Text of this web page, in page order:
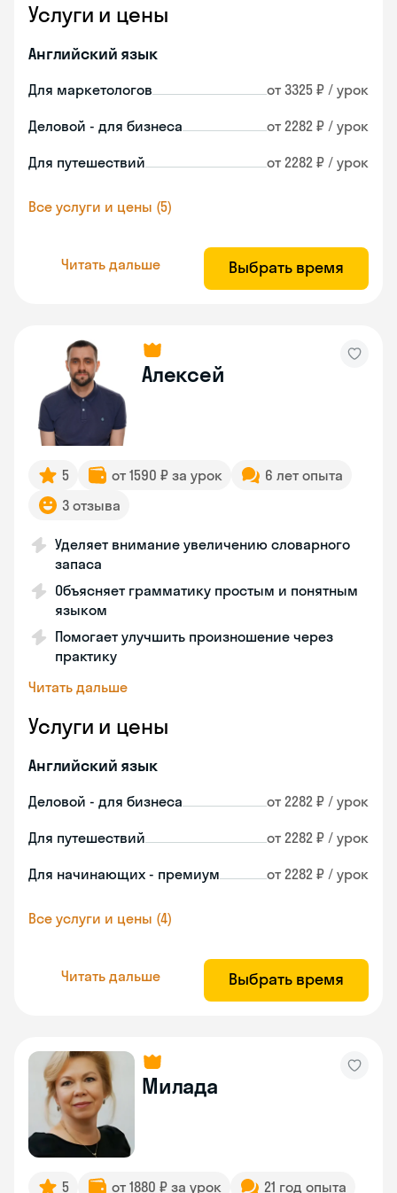
Услуги и цены
Английский язык
Для маркетологов от 3325 ₽ / урок
Деловой - для бизнеса от 2282 ₽ / урок
Для путешествий от 2282 ₽ / урок
Все услуги и цены (5)
Читать дальше Выбрать время
Алексей
5 от 1590 ₽ за урок
6 лет опыта
3 отзыва
Уделяет внимание увеличению словарного
запаса
Объясняет грамматику простым и понятным
языком
Помогает улучшить произношение через
практику
Читать дальше
Услуги и цены
Английский язык
Деловой - для бизнеса от 2282 ₽ / урок
Для путешествий от 2282 ₽ / урок
Для начинающих - премиум от 2282 ₽ / урок
Все услуги и цены (4)
Читать дальше Выбрать время
Милада
5 от 1880 ₽ за урок 21 год опыта